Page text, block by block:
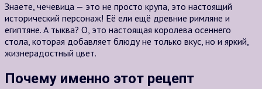
Знаете, чечевица — это не просто крупа, это настоящий
исторический персонаж! Её ели ещё древние римляне и
египтяне. А тыква? О, это настоящая королева осеннего
стола, которая добавляет блюду не только вкус, но и яркий,
жизнерадостный цвет.
Почему именно этот рецепт